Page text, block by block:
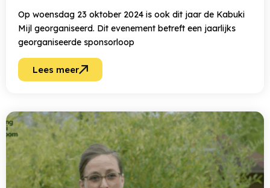
Op woensdag 23 oktober 2024 is ook dit jaar de Kabuki
Mijl georganiseerd. Dit evenement betreft een jaarlijks
georganiseerde sponsorloop
Lees meer